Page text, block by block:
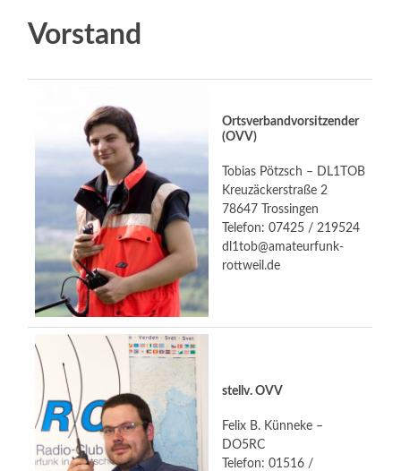
Vorstand
Ortsverbandvorsitzender
(OVV)
Tobias Pötzsch – DL1TOB
Kreuzäckerstraße 2
78647 Trossingen
Telefon: 07425 / 219524
dl1tob@amateurfunk-
rottweil.de
stellv. OVV
Felix B. Künneke –
DO5RC
Telefon: 01516 /